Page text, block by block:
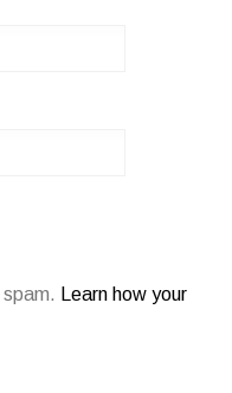
Learn how your